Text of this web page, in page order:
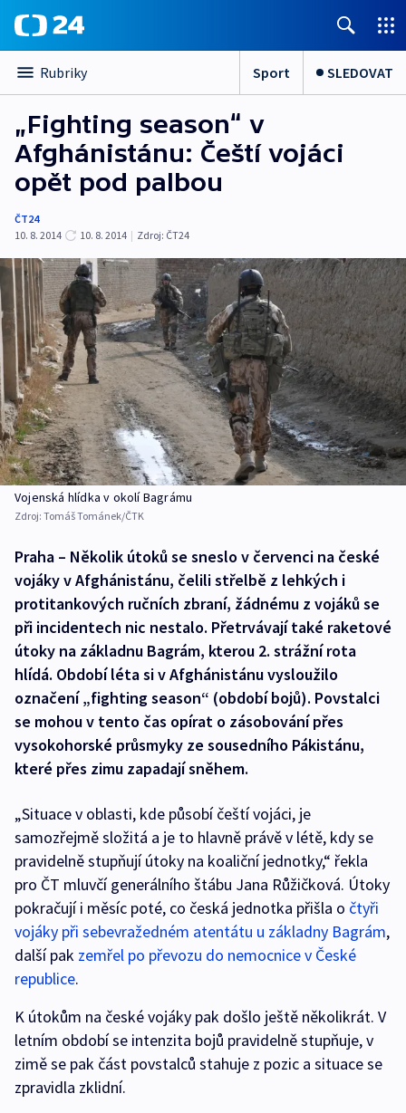
Rubriky Sport SLEDOVAT
„Fighting season“ v
Afghánistánu: Čeští vojáci
opět pod palbou
ČT24
10. 8. 2014
10. 8. 2014 | Zdroj: ČT24
Vojenská hlídka v okolí Bagrámu
Zdroj: Tomáš Tománek/ČTK
Praha – Několik útoků se sneslo v červenci na české
vojáky v Afghánistánu, čelili střelbě z lehkých i
protitankových ručních zbraní, žádnému z vojáků se
při incidentech nic nestalo. Přetrvávají také raketové
útoky na základnu Bagrám, kterou 2. strážní rota
hlídá. Období léta si v Afghánistánu vysloužilo
označení „fighting season“ (období bojů). Povstalci
se mohou v tento čas opírat o zásobování přes
vysokohorské průsmyky ze sousedního Pákistánu,
které přes zimu zapadají sněhem.
„Situace v oblasti, kde působí čeští vojáci, je
samozřejmě složitá a je to hlavně právě v létě, kdy se
pravidelně stupňují útoky na koaliční jednotky,“ řekla
pro ČT mluvčí generálního štábu Jana Růžičková. Útoky
pokračují i měsíc poté, co česká jednotka přišla o čtyři
vojáky při sebevražedném atentátu u základny Bagrám,
další pak zemřel po převozu do nemocnice v České
republice.
K útokům na české vojáky pak došlo ještě několikrát. V
letním období se intenzita bojů pravidelně stupňuje, v
zimě se pak část povstalců stahuje z pozic a situace se
zpravidla zklidní.